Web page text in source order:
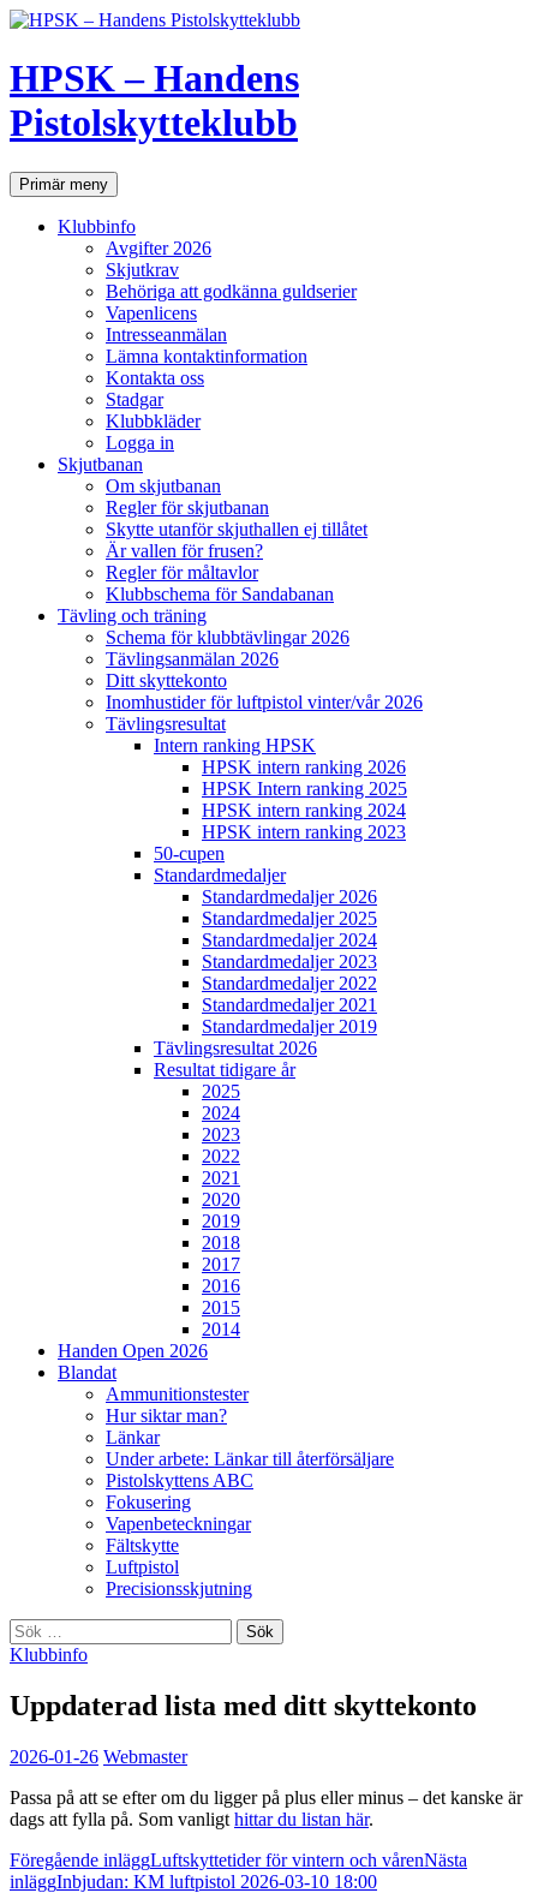
Hoppa
innehåll
HPSK – Handens
Pistolskytteklubb
SökPrimär meny
Klubbinfo
Avgifter 2026
Skjutkrav
Behöriga att godkänna guldserier
Vapenlicens
Intresseanmälan
Lämna kontaktinformation
Kontakta oss
Stadgar
Klubbkläder
Logga in
Skjutbanan
Om skjutbanan
Regler för skjutbanan
Skytte utanför skjuthallen ej tillåtet
Är vallen för frusen?
Regler för måltavlor
Klubbschema för Sandabanan
Tävling och träning
Schema för klubbtävlingar 2026
Tävlingsanmälan 2026
Ditt skyttekonto
Inomhustider för luftpistol vinter/vår 2026
Tävlingsresultat
Intern ranking HPSK
HPSK intern ranking 2026
HPSK Intern ranking 2025
HPSK intern ranking 2024
HPSK intern ranking 2023
50-cupen
Standardmedaljer
Standardmedaljer 2026
Standardmedaljer 2025
Standardmedaljer 2024
Standardmedaljer 2023
Standardmedaljer 2022
Standardmedaljer 2021
Standardmedaljer 2019
Tävlingsresultat 2026
Resultat tidigare år
2025
2024
2023
2022
2021
2020
2019
2018
2017
2016
2015
2014
Handen Open 2026
Blandat
Ammunitionstester
Hur siktar man?
Länkar
Under arbete: Länkar till återförsäljare
Pistolskyttens ABC
Fokusering
Vapenbeteckningar
Fältskytte
Luftpistol
Precisionsskjutning
Sök
efter:
Klubbinfo
Uppdaterad lista med ditt skyttekonto
2026-01-26 Webmaster
Passa på att se efter om du ligger på plus eller minus – det kanske är
dags att fylla på. Som vanligt hittar du listan här.
Inläggsnavigering
Föregående inläggLuftskyttetider för vintern och vårenNästa
inläggInbjudan: KM luftpistol 2026-03-10 18:00